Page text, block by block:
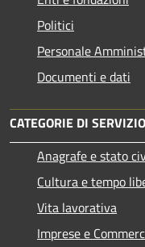
Politici
Personale
Documenti e dati
CATEGORIE DI SERVIZIO
Anagrafe e stato
Cultura e tempo
Vita lavorativa
Imprese e